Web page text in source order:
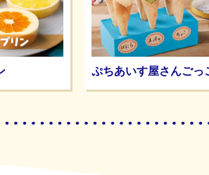
ぷちあいす屋さんごっ